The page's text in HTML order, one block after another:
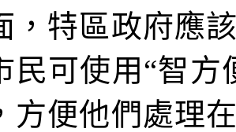
，特區政府應
民可使用“智
方便他們處理